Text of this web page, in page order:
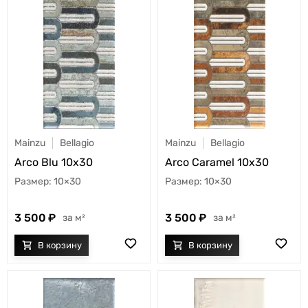
Mainzu Bellagio
Arco Blu 10x30
10×30
3 500 м²
Mainzu Bellagio
Arco Caramel 10x30
10×30
3 500 м²